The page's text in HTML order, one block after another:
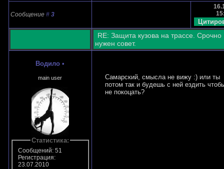
Сообщение # 3
RE: Защита кузова на трассе. Срочно
нужен совет.
Водило •
main user
Статистика:
Сообщений: 51
Регистрация:
23.07.2010
Самарский, смысла не вижу :) или ты
потом так и будешь с ней ездить
не покоцать?